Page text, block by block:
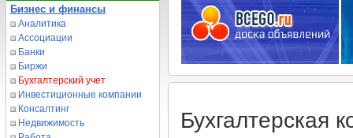
Бизнес и финансы
Аналитика
Ассоциации
Банки
Биржи
Бухгалтерский учет
Инвестиционные компании
Консалтинг
Недвижимость
Бухгалтерская